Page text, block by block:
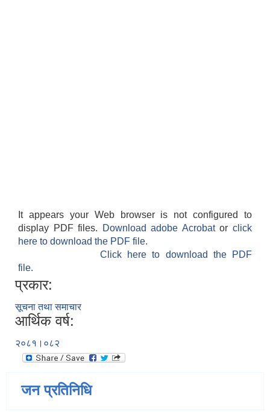
It appears your Web browser is not configured to
display PDF files.
Download adobe Acrobatorclick
here to download the PDF file.
Click here to download the PDF
file.
प्रकार:
सूचना तथा समाचार
आर्थिक वर्ष:
२०८१।०८२
जन प्रतिनिधि